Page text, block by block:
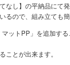
なし】の平納品にて
るので、組み立ても簡
ットPP」を追加す
ことが出来ます。